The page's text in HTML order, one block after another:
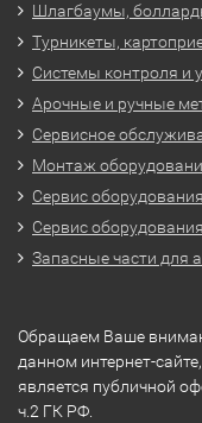
Шлагбаумы,
Турникеты,
Системы контроля и
Арочные и ручные
Сервисное
Монтаж
Сервис
Сервис
Запасные части для
Обращаем Ваше
данном интернет-
является публичной
ч.2 ГК РФ.